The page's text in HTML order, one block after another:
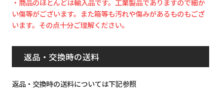
い傷等がございます。また箱等も汚れや傷みがあるものもござ
います。その点十分ご理解ください。
返品・交換時の送料
返品・交換時の送料については下記参照